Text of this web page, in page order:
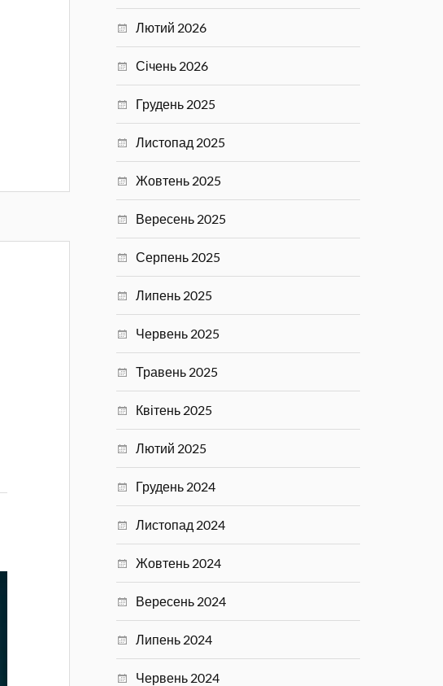
Лютий 2026
Січень 2026
Грудень 2025
Листопад 2025
Жовтень 2025
Вересень 2025
Серпень 2025
Липень 2025
Червень 2025
Травень 2025
Квітень 2025
Лютий 2025
Грудень 2024
Листопад 2024
Жовтень 2024
Вересень 2024
Липень 2024
Червень 2024